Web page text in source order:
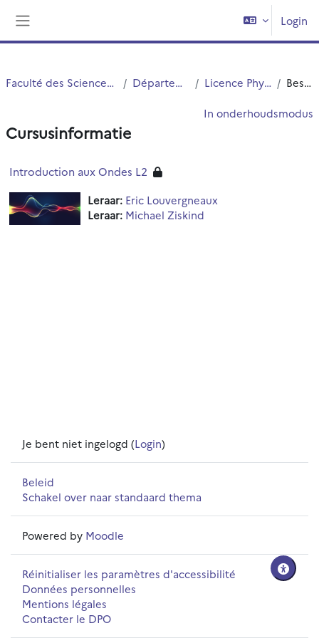
Login
Faculté des Sciences et Technologies (FST) Département Physique Licence Physique (S3 et S4) Beschrijving
In onderhoudsmodus
Cursusinformatie
Introduction aux Ondes L2
Leraar: Eric Louvergneaux
Leraar: Michael Ziskind
Je bent niet ingelogd (Login)
Beleid
Schakel over naar standaard thema
Powered by Moodle
Réinitialiser les paramètres d'accessibilité
Données personnelles
Mentions légales
Contacter le DPO